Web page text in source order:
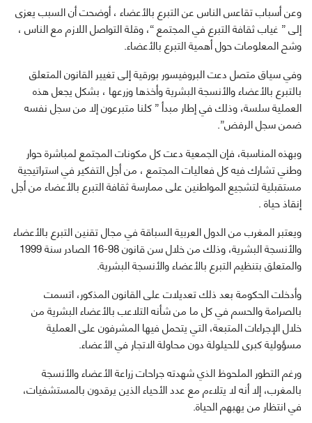
وعن أسباب تقاعس الناس عن التبرع بالأعضاء ، أوضحت أن السبب يعزى
إلى ” غياب ثقافة التبرع في المجتمع “، وقلة التواصل اللازم مع الناس ،
وشح المعلومات حول أهمية التبرع بالأعضاء.
وفي سياق متصل دعت البروفيسور بورقية إلى تغيير القانون المتعلق
بالتبرع بالأعضاء والأنسجة البشرية وأخذها وزرعها ، بشكل يجعل هذه
العملية سلسة، وذلك في إطار مبدأ ” كلنا متبرعون إلا من سجل نفسه
ضمن سجل الرفض”.
وبهذه المناسبة، فإن الجمعية دعت كل مكونات المجتمع لمباشرة حوار
وطني تشارك فيه كل فعاليات المجتمع ، من أجل التفكير في استراتيجية
مستقبلية لتشجيع المواطنين على ممارسة ثقافة التبرع بالأعضاء من أجل
إنقاذ حياة .
ويعتبر المغرب من الدول العربية السباقة في مجال تقنين التبرع بالأعضاء
والأنسجة البشرية، وذلك من خلال سن قانون 98-16 الصادر سنة 1999
والمتعلق بتنظيم التبرع بالأعضاء والأنسجة البشرية.
وأدخلت الحكومة بعد ذلك تعديلات على القانون المذكور، اتسمت
بالصرامة والحسم في كل ما من شأنه التلاعب بالأعضاء البشرية من
خلال الإجراءات المتبعة، التي يتحمل فيها المشرفون على العملية
مسؤولية كبرى للحيلولة دون محاولة الاتجار في الأعضاء.
ورغم التطور الملحوظ الذي شهدته جراحات زراعة الأعضاء والأنسجة
بالمغرب، إلا أنه لا يتلاءم مع عدد الأحياء الذين يرقدون بالمستشفيات،
في انتظار من يهبهم الحياة.